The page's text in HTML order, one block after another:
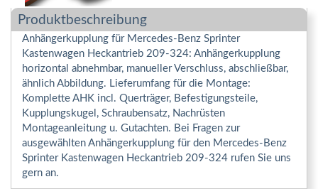
Produktbeschreibung
Anhängerkupplung für Mercedes-Benz Sprinter
Kastenwagen Heckantrieb 209-324: Anhängerkupplung
horizontal abnehmbar, manueller Verschluss, abschließbar,
ähnlich Abbildung. Lieferumfang für die Montage:
Komplette AHK incl. Querträger, Befestigungsteile,
Kupplungskugel, Schraubensatz, Nachrüsten
Montageanleitung u. Gutachten. Bei Fragen zur
ausgewählten Anhängerkupplung für den Mercedes-Benz
Sprinter Kastenwagen Heckantrieb 209-324 rufen Sie uns
gern an.